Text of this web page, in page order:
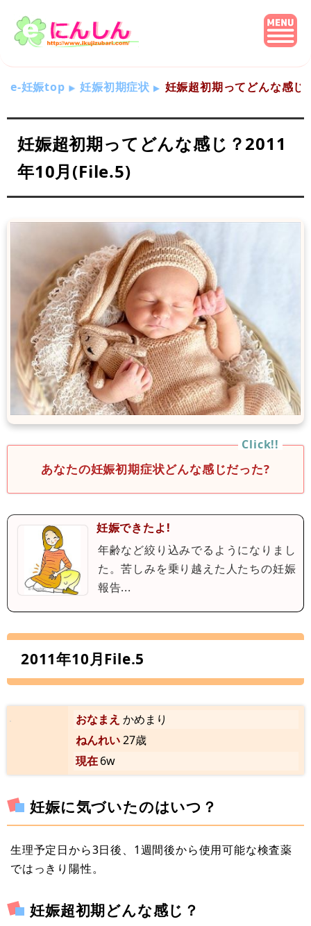
e-妊娠top 妊娠初期症状 妊娠超初期ってどんな感
妊娠超初期ってどんな感じ？2011
年10月(File.5)
あなたの妊娠初期症状どんな感じだった?
妊娠できたよ!
年齢など絞り込みでるようになりまし
た。苦しみを乗り越えた人たちの妊娠
報告...
2011年10月File.5
おなまえ かめまり
ねんれい27歳
現在6w
妊娠に気づいたのはいつ？
生理予定日から3日後、1週間後から使用可能な検査薬
ではっきり陽性。
妊娠超初期どんな感じ？